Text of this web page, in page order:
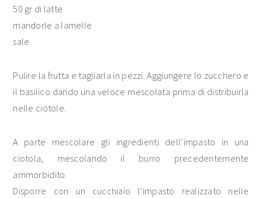
50 gr di latte
mandorle a lamelle
sale
Pulire la frutta e tagliarla in pezzi. Aggiungere lo zucchero e
il basilico dando una veloce mescolata prima di distribuirla
nelle ciotole.
A parte mescolare gli ingredienti dell’impasto in una
ciotola, mescolando il burro precedentemente
ammorbidito.
Disporre con un cucchiaio l’impasto realizzato nelle